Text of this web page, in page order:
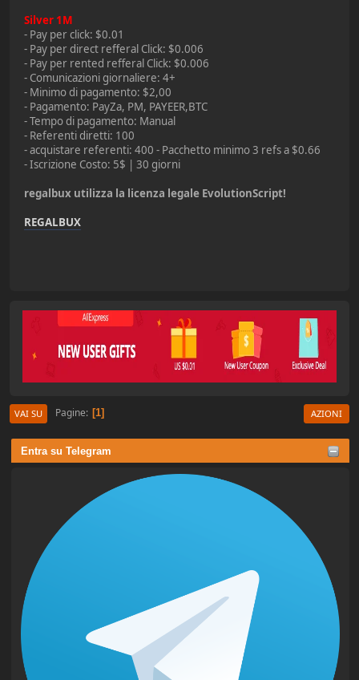
Entra su Telegram
Silver 1M
- Pay per click: $0.01
- Pay per direct refferal Click: $0.006
- Pay per rented refferal Click: $0.006
- Comunicazioni giornaliere: 4+
- Minimo di pagamento: $2,00
- Pagamento: PayZa, PM, PAYEER,BTC
- Tempo di pagamento: Manual
- Referenti diretti: 100
- acquistare referenti: 400 - Pacchetto minimo 3 refs a $0.66
- Iscrizione Costo: 5$ | 30 giorni
regalbux utilizza la licenza legale EvolutionScript!
REGALBUX
VAI SU Pagine 1 AZIONI